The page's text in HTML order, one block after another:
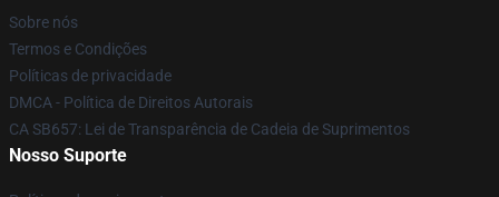
Sobre nós
Termos e Condições
Políticas de privacidade
DMCA - Política de Direitos Autorais
CA SB657: Lei de Transparência de Cadeia de Suprimentos
Nosso Suporte